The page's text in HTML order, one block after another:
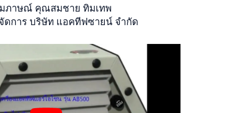
ภาษณ์ คุณสมชาย ทิมเทพ
ดการ บริษัท แอคทีฟซายน์ จำกัด